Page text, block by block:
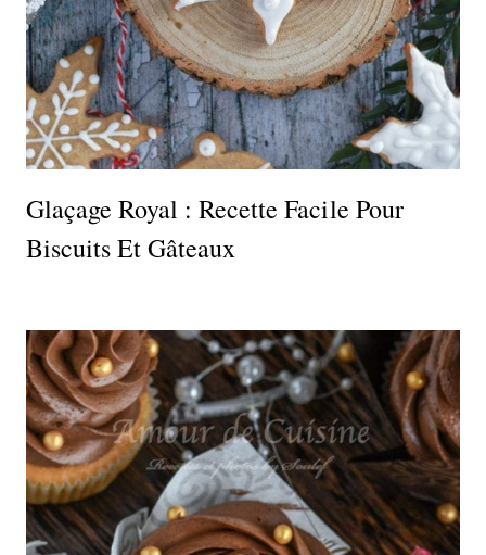
Glaçage Royal : Recette Facile Pour
Biscuits Et Gâteaux